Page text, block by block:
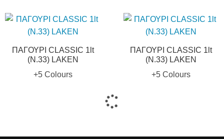
ΠΑΓΟΥΡΙ CLASSIC 1lt
(N.33) LAKEN
+5 Colours
ΠΑΓΟΥΡΙ CLASSIC 1lt
(N.33) LAKEN
+5 Colours